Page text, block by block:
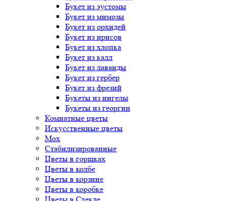
Букет из эустомы
Букет из мимозы
Букет из орхидей
Букет из ирисов
Букет из хлопка
Букет из калл
Букет из лаванды
Букет из гербер
Букет из фрезий
Букеты из нигелы
Букеты из георгин
Комнатные цветы
Искусственные цветы
Мох
Стабилизированные
Цветы в горшках
Цветы в колбе
Цветы в корзине
Цветы в коробке